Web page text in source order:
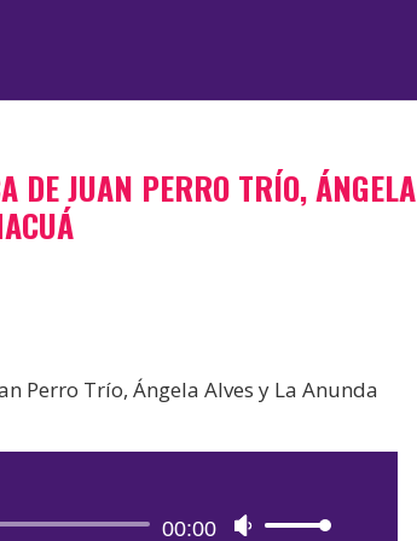
DE JUAN PERRO TRÍO, ÁNGELA
Perro Trío, Ángela Alves y La Anunda
Reproductor
00:00
Utiliza